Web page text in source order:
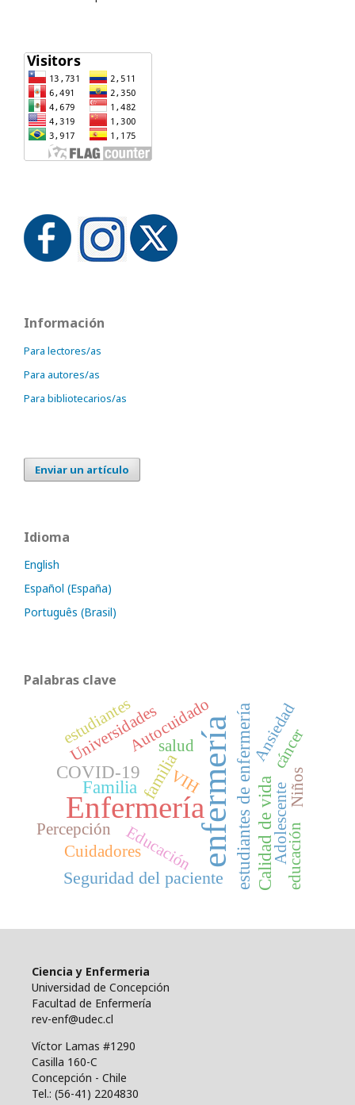
Información
Para lectores/as
Para autores/as
Para bibliotecarios/as
Enviar un artículo
Idioma
English
Español (España)
Português (Brasil)
Palabras clave
enfermería
Enfermería estudiantes de enfermeríaCalidad de vida
Familia
COVID-19
Seguridad del paciente
familia
Ansiedad
Autocuidado
salud
Universidades
estudiantes
Educación
Cuidadores
Percepción Adolescente
VIH Niños
educación
cáncer
Ciencia y Enfermeria
Universidad de Concepción
Facultad de Enfermería
rev-enf@udec.cl
Víctor Lamas #1290
Casilla 160-C
Concepción - Chile
Tel.: (56-41) 2204830